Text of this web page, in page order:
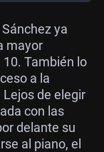
ya
mayor
También lo
a la
de elegir
con las
delante su
al piano, el